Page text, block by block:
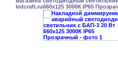
660x125 3000К IP65